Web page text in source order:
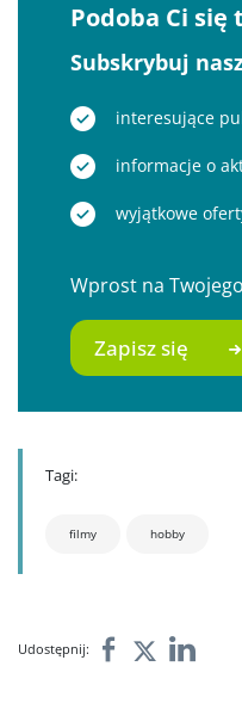
Podoba Ci się
Subskrybuj
interesujące
informacje o
wyjątkowe
Wprost na
Zapisz się
Tagi:
filmy hobby
Udostępnij: